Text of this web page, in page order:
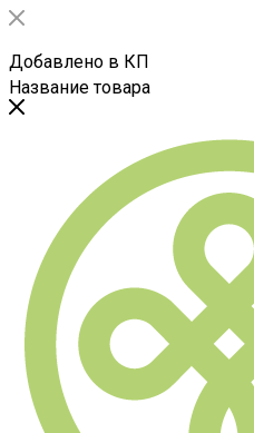
Добавлено в КП
Название товара